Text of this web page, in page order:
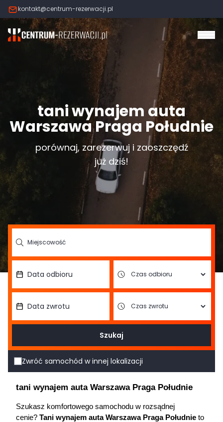
kontakt@centrum-rezerwacji.pl
tani wynajem auta
Warszawa Praga Południe
porównaj, zarezerwuj i zaoszczędź
już dziś!
Zwróć samochód w innej lokalizacji
Szukaj
tani wynajem auta Warszawa Praga Południe
Szukasz komfortowego samochodu w rozsądnej
cenie? Tani wynajem auta Warszawa Praga Południe to